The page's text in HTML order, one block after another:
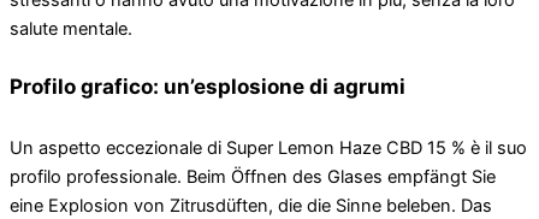
salute mentale.
Profilo grafico: un’esplosione di agrumi
Un aspetto eccezionale di Super Lemon Haze CBD 15 % è il suo
profilo professionale. Beim Öffnen des Glases empfängt Sie
eine Explosion von Zitrusdüften, die die Sinne beleben. Das